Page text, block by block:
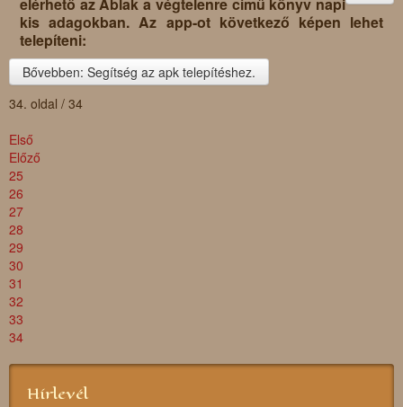
elérhető azAblak a végtelenrecímű könyv napi
kis adagokban. Az app-ot következő képen lehet
telepíteni:
Bővebben: Segítség az apk telepítéshez.
34. oldal / 34
Első
Előző
25
26
27
28
29
30
31
32
33
34
Hírlevél